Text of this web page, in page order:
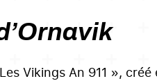
Vikings An 911 »,